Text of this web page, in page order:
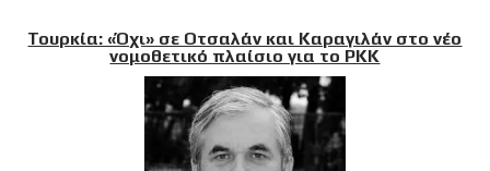
Τουρκία: «Όχι» σε Οτσαλάν και Καραγιλάν στο νέο
νομοθετικό πλαίσιο για το PKK